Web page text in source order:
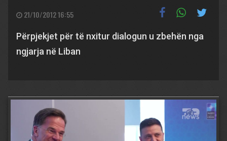
21/10/2012 16:55
Përpjekjet për të nxitur dialogun u zbehën nga
ngjarja në Liban